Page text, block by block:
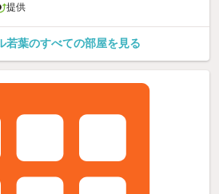
提供
若葉のすべての部屋を見る